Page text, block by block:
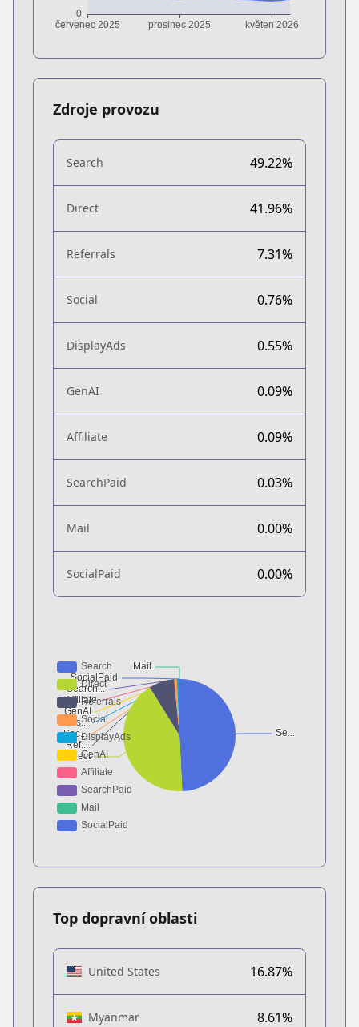
Zdroje provozu
Search 49.22%
Direct 41.96%
Referrals 7.31%
Social 0.76%
DisplayAds 0.55%
GenAI 0.09%
Affiliate 0.09%
SearchPaid 0.03%
Mail 0.00%
SocialPaid 0.00%
Top dopravní oblasti
United States 16.87%
Myanmar 8.61%